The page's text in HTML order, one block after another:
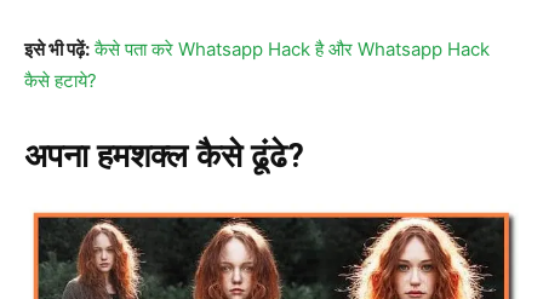
इसे भी पढ़ें: कैसे पता करे Whatsapp Hack है और Whatsapp Hack
कैसे हटाये?
अपना हमशक्ल कैसे ढूंढे?